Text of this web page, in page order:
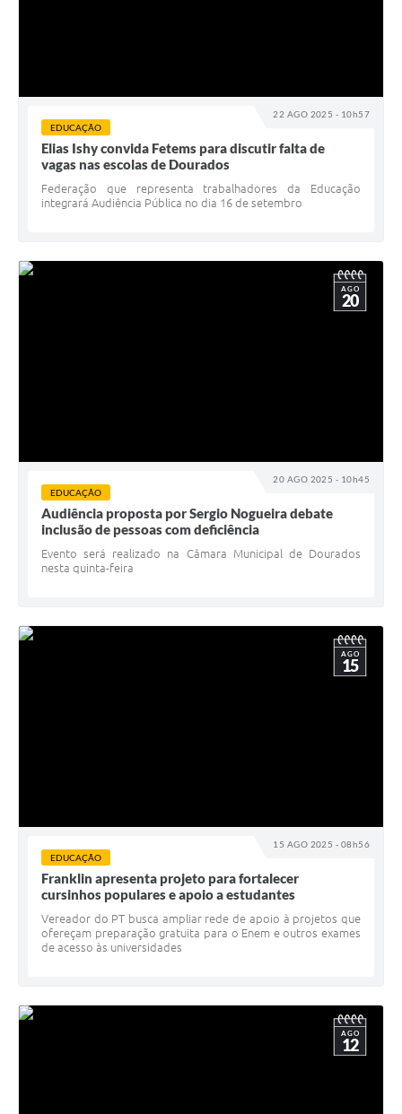
22 AGO 2025 - 10h57
EDUCAÇÃO
Elias Ishy convida Fetems para discutir falta de
vagas nas escolas de Dourados
Federação que representa trabalhadores da Educação
integrará Audiência Pública no dia 16 de setembro
20 AGO 2025 - 10h45
AGO
20
EDUCAÇÃO
Audiência proposta por Sergio Nogueira debate
inclusão de pessoas com deficiência
Evento será realizado na Câmara Municipal de Dourados
nesta quinta-feira
15 AGO 2025 - 08h56
AGO
15
EDUCAÇÃO
Franklin apresenta projeto para fortalecer
cursinhos populares e apoio a estudantes
Vereador do PT busca ampliar rede de apoio à projetos que
ofereçam preparação gratuita para o Enem e outros exames
de acesso às universidades
AGO
12